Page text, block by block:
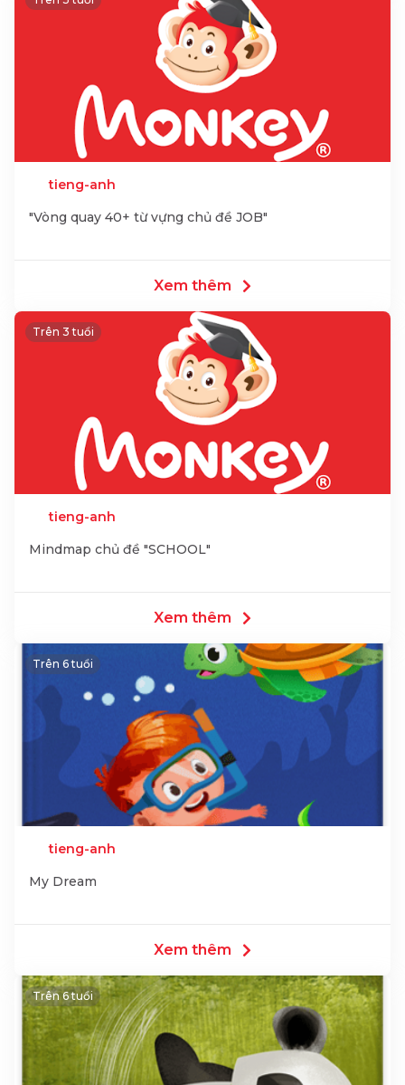
tieng-anh
"Vòng quay 40+ từ vựng chủ đề JOB"
Xem thêm
Trên 3 tuổi
tieng-anh
Mindmap chủ đề "SCHOOL"
Xem thêm
Trên 6 tuổi
tieng-anh
My Dream
Xem thêm
Trên 6 tuổi